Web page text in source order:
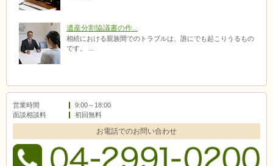
遺産分割協議書の作...
相続における親族間でのトラブルは、誰にでも起こりうるもの
です。 ...
営業時間
9:00～18:00
面談相談料
初回無料
お電話でのお問い合わせ